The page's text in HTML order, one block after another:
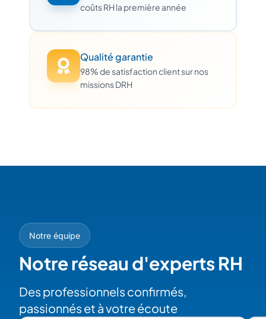
coûts RH la première année
Qualité garantie
98% de satisfaction client sur nos
missions DRH
Notre équipe
Notre réseau d'experts RH
Des professionnels confirmés,
passionnés et à votre écoute